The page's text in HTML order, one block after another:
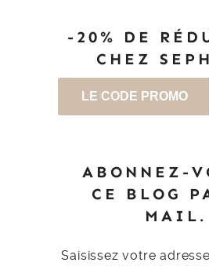
-20% DE
CHEZ
LE CODE PROMO
ABONNEZ-
CE BLOG
MAIL.
Saisissez votre